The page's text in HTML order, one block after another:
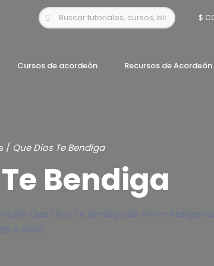
Cursos de acordeón Recursos de Acordeón
/ Que Dios Te Bendiga
Bendiga
Que Dios Te Bendiga de Peter
A Nota.